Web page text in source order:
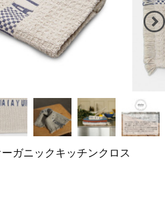
ガニックキッチンクロス